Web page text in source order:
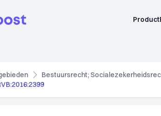
Product
Bestuursrecht;